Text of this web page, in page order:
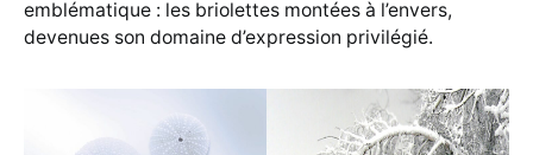
emblématique : les briolettes montées à l’envers,
devenues son domaine d’expression privilégié.